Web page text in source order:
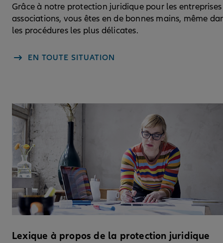
Grâce à notre protection juridique pour les
associations, vous êtes en de bonnes mains, même
les procédures les plus délicates.
EN TOUTE SITUATION
Lexique à propos de la protection juridique